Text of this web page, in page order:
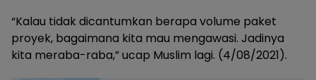
“Kalau tidak dicantumkan berapa volume paket
proyek, bagaimana kita mau mengawasi. Jadinya
kita meraba-raba,” ucap Muslim lagi. (4/08/2021).